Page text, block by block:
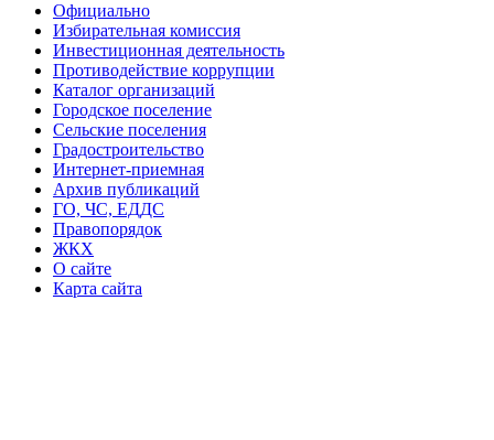
Официально
Избирательная комиссия
Инвестиционная деятельность
Противодействие коррупции
Каталог организаций
Городское поселение
Сельские поселения
Градостроительство
Интернет-приемная
Архив публикаций
ГО, ЧС, ЕДДС
Правопорядок
ЖКХ
О сайте
Карта сайта